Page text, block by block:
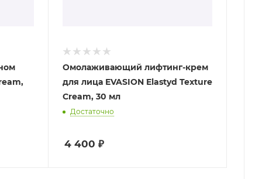
Омолаживающий лифтинг-крем
для лица EVASION Elastyd Texture
Cream, 30 мл
Достаточно
4 400 ₽